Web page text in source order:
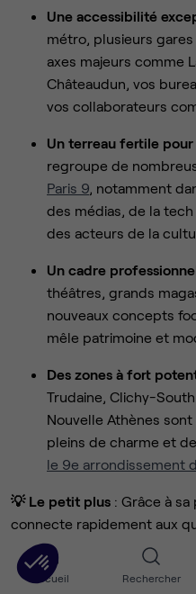
Accueil Rechercher
Une accessibilité
métro, plusieurs
axes majeurs comme
Châteaudun, vos
vos collaborateurs
Un terreau fertile pour
regroupe de
Paris 9 , notamment
des médias, de la
des acteurs de la
Un cadre
théâtres, grands
nouveaux concepts
mêle patrimoine et
Des zones à fort
Trudaine, Clichy-
Nouvelle Athènes
pleins de charme et
le 9e arrondissement
💡 Le petit plus : Grâce à
connecte rapidement aux
dynamisme du 2e (Sentier)
des arrondissements les